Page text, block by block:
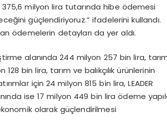
milyon lira tutarında hibe ödemesi
güçlendiriyoruz.” ifadelerini kullandı.
ödemelerin detayları da yer aldı.
alanında 244 milyon 257 bin lira,
bin lira, tarım ve balıkçılık ürünlerinin
için 24 milyon 815 bin lira, LEADER
ise 17 milyon 449 bin lira ödeme
olarak güçlendirilmesi